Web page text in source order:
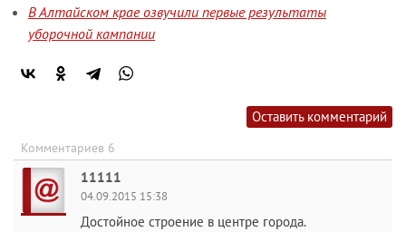
В Алтайском крае озвучили первые результаты
уборочной кампании
Оставить комментарий
Комментариев 6
11111
04.09.2015 15:38
Достойное строение в центре города.